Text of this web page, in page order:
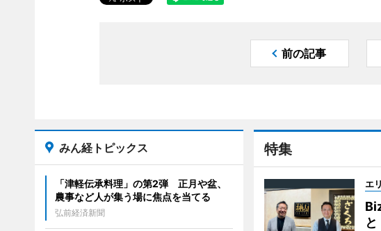
前の記事
特集
エ
みん経トピックス
「津軽伝承料理」の第2弾 正月や盆、
農事など人が集う場に焦点を当てる
弘前経済新聞